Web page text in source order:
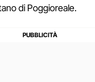
di Poggioreale.